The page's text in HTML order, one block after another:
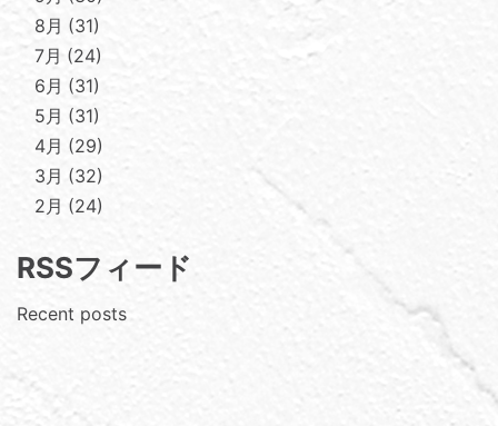
8月
31
7月
24
6月
31
5月
31
4月
29
3月
32
2月
24
RSSフィード
Recent posts